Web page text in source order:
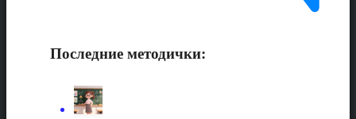
Последние методички: